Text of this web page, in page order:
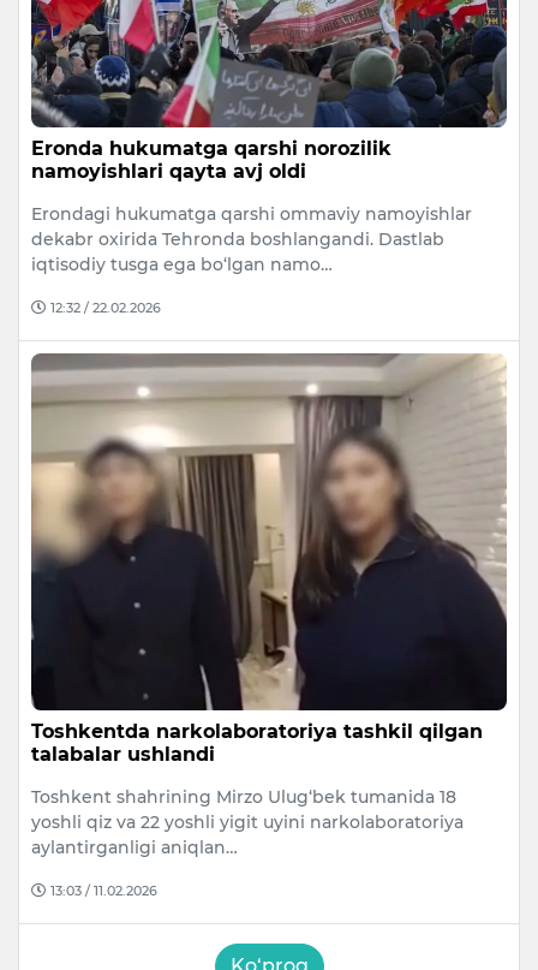
Eronda hukumatga qarshi norozilik
namoyishlari qayta avj oldi
Erondagi hukumatga qarshi ommaviy namoyishlar
dekabr oxirida Tehronda boshlangandi. Dastlab
iqtisodiy tusga ega bo‘lgan namo…
12:32 / 22.02.2026
Toshkentda narkolaboratoriya tashkil qilgan
talabalar ushlandi
Toshkent shahrining Mirzo Ulug‘bek tumanida 18
yoshli qiz va 22 yoshli yigit uyini narkolaboratoriya
aylantirganligi aniqlan…
13:03 / 11.02.2026